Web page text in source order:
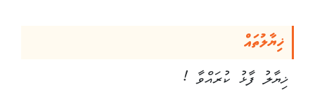
ޚިޔާލުތައް
ޚިޔާލު ފާޅު ކުރައްވާ !